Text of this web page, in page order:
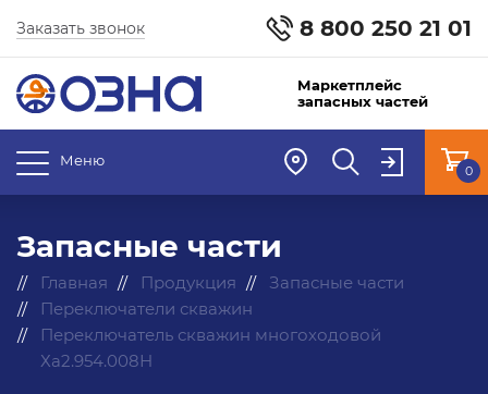
8 800 250 21 01
Заказать звонок
Маркетплейс
запасных частей
Меню
0
Запасные части
Главная Продукция
Запасные части
Переключатели скважин
Переключатель скважин многоходовой
Ха2.954.008Н